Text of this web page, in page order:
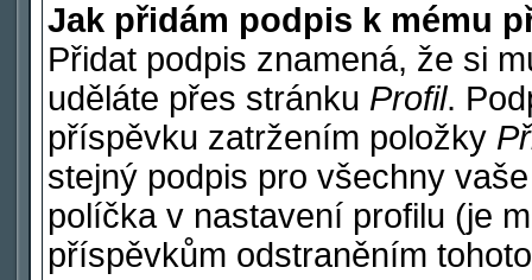
Jak přidám podpis k mému
Přidat podpis znamená, že si
uděláte přes stránku Profil.
příspěvku zatržením položky
stejný podpis pro všechny
políčka v nastavení profilu (je
příspěvkům odstraněním